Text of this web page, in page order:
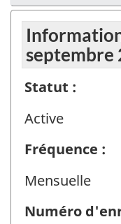
septembre
Statut :
Active
Fréquence :
Mensuelle
Numéro